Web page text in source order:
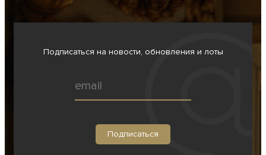
Подписаться на новости, обновления и лоты